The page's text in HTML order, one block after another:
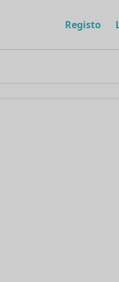
Registo